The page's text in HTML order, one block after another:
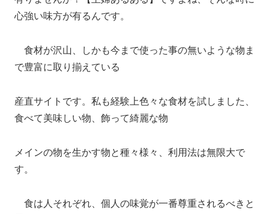
心強い味方が有るんです。
食材が沢山、しかも今まで使った事の無いような物ま
で豊富に取り揃えている
産直サイトです。私も経験上色々な食材を試しました、
食べて美味しい物、飾って綺麗な物
メインの物を生かす物と種々様々、利用法は無限大で
す。
食は人それぞれ、個人の味覚が一番尊重されるべきと